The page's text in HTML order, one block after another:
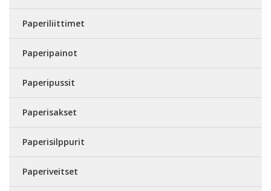
Paperiliittimet
Paperipainot
Paperipussit
Paperisakset
Paperisilppurit
Paperiveitset